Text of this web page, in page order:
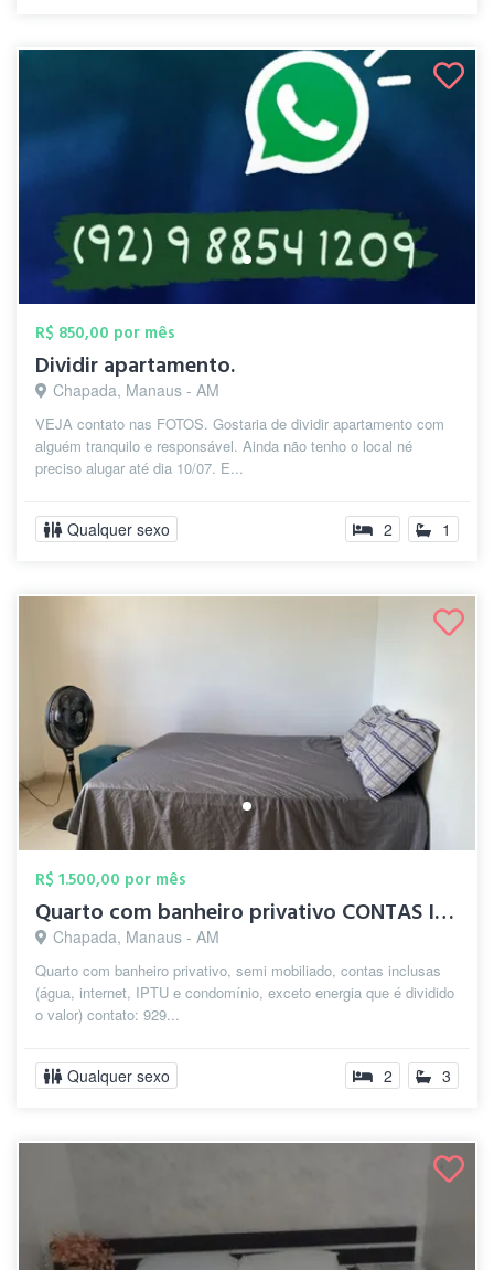
R$ 850,00 por mês
Dividir apartamento.
Chapada, Manaus - AM
VEJA contato nas FOTOS. Gostaria de dividir apartamento com
alguém tranquilo e responsável. Ainda não tenho o local né
preciso alugar até dia 10/07. E...
Qualquer sexo 2 1
R$ 1.500,00 por mês
Quarto com banheiro privativo CONTAS INC...
Chapada, Manaus - AM
Quarto com banheiro privativo, semi mobiliado, contas inclusas
(água, internet, IPTU e condomínio, exceto energia que é dividido
o valor) contato: 929...
Qualquer sexo 2 3